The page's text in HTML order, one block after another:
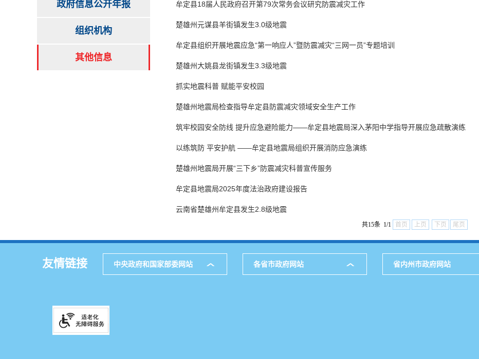
政府信息公开年报
组织机构
其他信息
牟定县18届人民政府召开第79次常务会议研究防震减灾工作
楚雄州元谋县羊街镇发生3.0级地震
牟定县组织开展地震应急“第一响应人”暨防震减灾“三网一员”专题培训
楚雄州大姚县龙街镇发生3.3级地震
抓实地震科普 赋能平安校园
楚雄州地震局检查指导牟定县防震减灾领域安全生产工作
筑牢校园安全防线 提升应急避险能力——牟定县地震局深入茅阳中学指导开展应急疏散演练
以练筑防 平安护航 ——牟定县地震局组织开展消防应急演练
楚雄州地震局开展“三下乡”防震减灾科普宣传服务
牟定县地震局2025年度法治政府建设报告
云南省楚雄州牟定县发生2.8级地震
共15条 1/1 首页 上页 下页 尾页
友情链接 中央政府和国家部委网站 各省市政府网站 省内州市政府网站